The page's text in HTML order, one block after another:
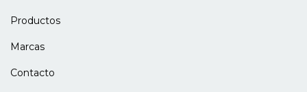
Productos
Marcas
Contacto